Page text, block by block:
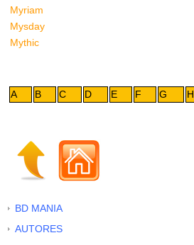
Myriam
Mysday
Mythic
A B C D E F G H
BD MANIA
AUTORES